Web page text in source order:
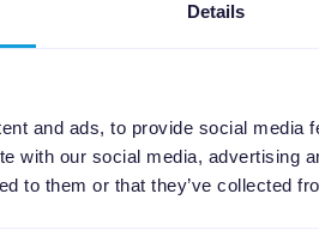
Details
and ads, to provide social media
with our social media, advertising
to them or that they’ve collected
Team? Vergleiche
und Anwendungsbeispiele